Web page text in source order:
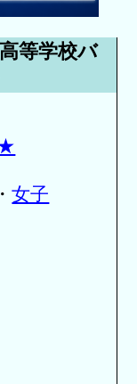
等学校バ
・女子